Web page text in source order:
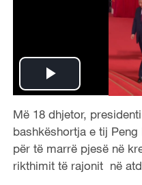
P
l
a
Më 18 dhjetor,
bashkëshortja e tij
për të marrë pjesë në
rikthimit të rajonit në